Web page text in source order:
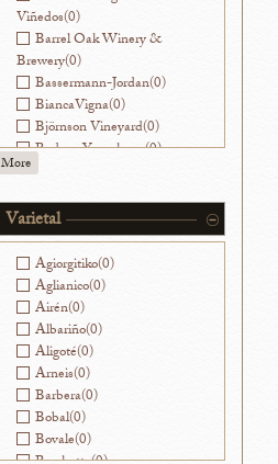
Viñedos(0)
Barrel Oak Winery &
Brewery(0)
Bassermann-Jordan(0)
BiancaVigna(0)
Björnson Vineyard(0)
Bodega Yacochuya(0)
Bodegas Nekeas
Piscina(0)
Bouchon(0)
Ca' Viola(0)
Cantinae Clara C.
Cantine di Ora
Capranera(0)
Caroline Parent
Castello di Ama
Cesarini Sforza
Champagne Franck
Pascal(0)
Champagne Goutorbe-
More
Varietal
Agiorgitiko(0)
Aglianico(0)
Airén(0)
Albariño(0)
Aligoté(0)
Arneis(0)
Barbera(0)
Bobal(0)
Bovale(0)